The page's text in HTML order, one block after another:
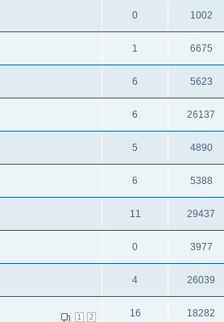
0 1002
1 6675
6 5623
6 26137
5 4890
6 5388
11 29437
0 3977
4 26039
1 2 16 18282